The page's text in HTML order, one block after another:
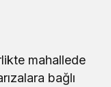
mahallede
bağlı